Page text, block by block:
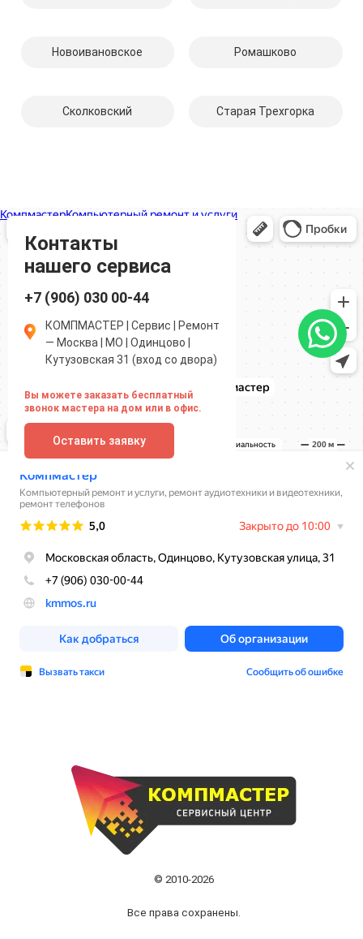
Новоивановское Ромашково
Сколковский Старая Трехгорка
Контакты
нашего сервиса
+7 (906) 030 00-44
КОМПМАСТЕР | Сервис | Ремонт
— Москва | МО | Одинцово |
Кутузовская 31 (вход со двора)
Вы можете заказать бесплатный
звонок мастера на дом или в офис.
Оставить заявку
Компмастер
Ремонт аудиотехники и видеотехники в Одинцово
© 2010-2026
Все права сохранены.